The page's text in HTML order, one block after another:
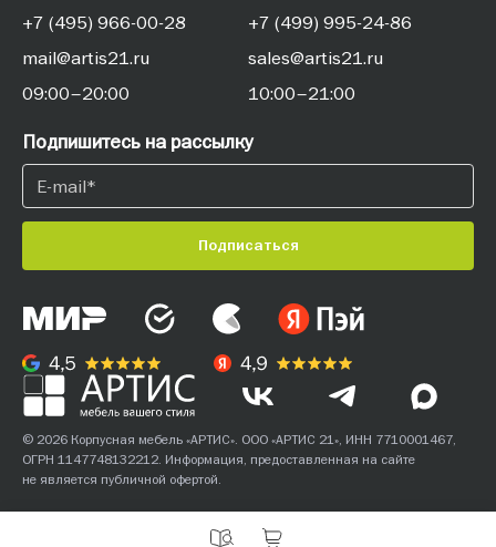
+7 (495) 966-00-28
mail@artis21.ru
09:00–20:00
+7 (499) 995-24-86
sales@artis21.ru
10:00–21:00
Подпишитесь на рассылку
Подписаться
© 2026 Корпусная мебель «АРТИС». ООО «АРТИС 21», ИНН 7710001467,
ОГРН 1147748132212. Информация, предоставленная на сайте
не является публичной офертой.